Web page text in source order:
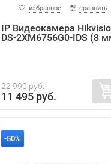
избранное сравнить
IP Видеокамера
DS-2XM6756G0-IDS (8
22 990 руб.
11 495 руб.
-50%